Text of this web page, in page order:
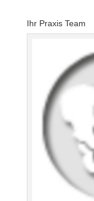
Ihr Praxis Team